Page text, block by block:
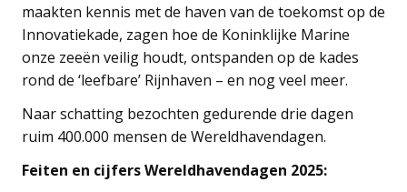
maakten kennis met de haven van de toekomst op de
Innovatiekade, zagen hoe de Koninklijke Marine
onze zeeën veilig houdt, ontspanden op de kades
rond de ‘leefbare’ Rijnhaven – en nog veel meer.
Naar schatting bezochten gedurende drie dagen
ruim 400.000 mensen de Wereldhavendagen.
Feiten en cijfers Wereldhavendagen 2025: